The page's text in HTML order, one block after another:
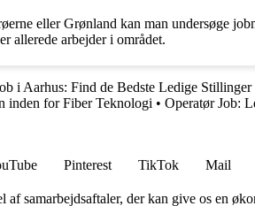
eller Grønland kan man undersøge
allerede arbejder i området.
i Aarhus: Find de Bedste Ledige Stillinger
inden for Fiber Teknologi • Operatør Job:
Pinterest TikTok Mail
samarbejdsaftaler, der kan give os en